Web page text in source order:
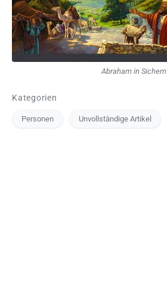
Abraham in Sichem
Kategorien
Personen Unvollständige Artikel